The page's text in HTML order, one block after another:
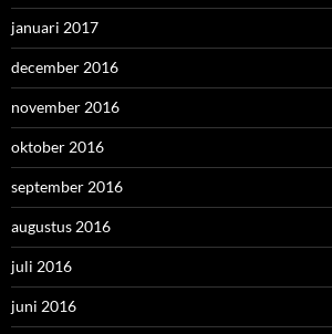
januari 2017
december 2016
november 2016
oktober 2016
september 2016
augustus 2016
juli 2016
juni 2016